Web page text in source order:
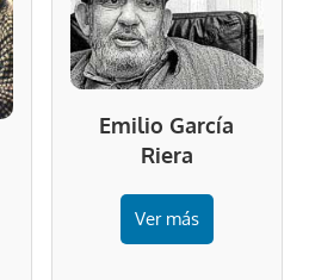
Emilio García
Riera
Ver más